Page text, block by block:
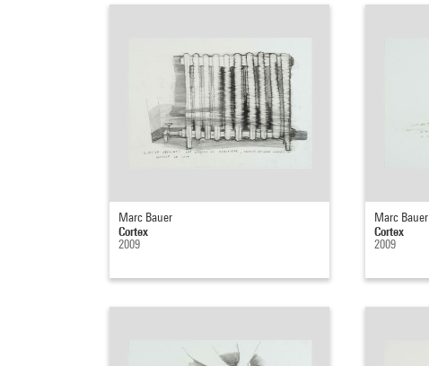
Marc Bauer
Cortex
2009
Marc Bauer
Cortex
2009